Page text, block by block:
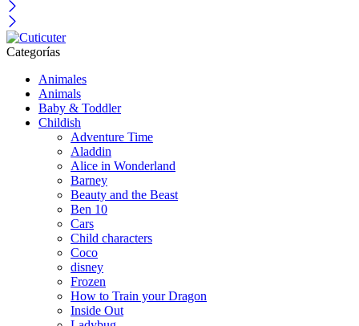
Categorías
Animales
Animals
Baby & Toddler
Childish
Adventure Time
Aladdin
Alice in Wonderland
Barney
Beauty and the Beast
Ben 10
Cars
Child characters
Coco
disney
Frozen
How to Train your Dragon
Inside Out